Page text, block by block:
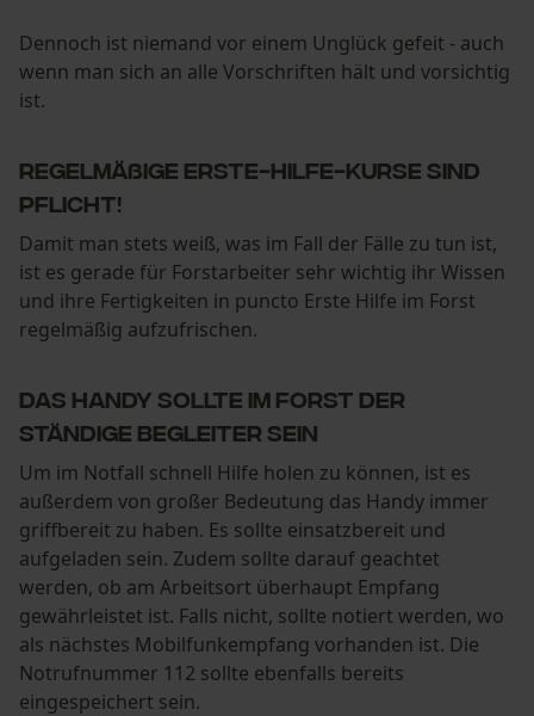
Dennoch ist niemand vor einem Unglück gefeit - auch
wenn man sich an alle Vorschriften hält und vorsichtig
ist.
Regelmäßige Erste-Hilfe-Kurse sind
Pflicht!
Damit man stets weiß, was im Fall der Fälle zu tun ist,
ist es gerade für Forstarbeiter sehr wichtig ihr Wissen
und ihre Fertigkeiten in puncto Erste Hilfe im Forst
regelmäßig aufzufrischen.
Das Handy sollte im Forst der
ständige Begleiter sein
Um im Notfall schnell Hilfe holen zu können, ist es
außerdem von großer Bedeutung das Handy immer
griffbereit zu haben. Es sollte einsatzbereit und
aufgeladen sein. Zudem sollte darauf geachtet
werden, ob am Arbeitsort überhaupt Empfang
gewährleistet ist. Falls nicht, sollte notiert werden, wo
als nächstes Mobilfunkempfang vorhanden ist. Die
Notrufnummer 112 sollte ebenfalls bereits
eingespeichert sein.